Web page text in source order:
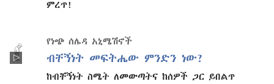
ምረጥ!
የነጭ ሰሌዳ አኒሜሽኖች
ብቸኝነት መፍትሔው ምንድን ነው?
ከብቸኝነት ስሜት ለመውጣትና ከሰዎች ጋር ይበልጥ